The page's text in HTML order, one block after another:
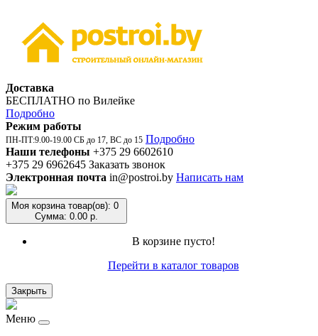
Доставка
БЕСПЛАТНО по Вилейке
Подробно
Режим работы
ПН-ПТ:9.00-19.00 СБ до 17, ВС до 15 Подробно
Наши телефоны +375 29 6602610
+375 29 6962645 Заказать звонок
Электронная почта in@postroi.by Написать нам
Моя корзина товар(ов): 0
Сумма: 0.00 р.
В корзине пусто!
Перейти в каталог товаров
Закрыть
Меню